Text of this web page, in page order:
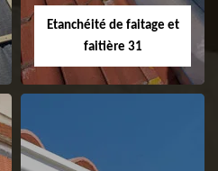
Etanchéité de faitage et
faitière 31